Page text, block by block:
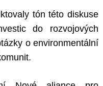
tón této diskuse
do rozvojových
o environmentální